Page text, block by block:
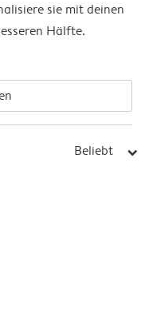
sie mit deinen
Hälfte.
Beliebt arrow_right